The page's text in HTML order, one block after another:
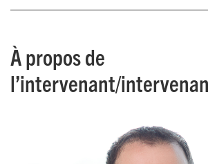
À propos de
l’intervenant/